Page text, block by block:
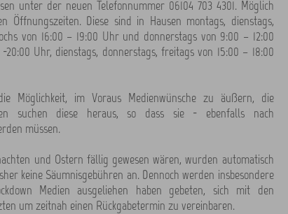
unter der neuen Telefonnummer 06104 703 4301. Möglich
Öffnungszeiten. Diese sind in Hausen montags, dienstags,
von 16:00 – 19:00 Uhr und donnerstags von 9:00 – 12:00
20:00 Uhr, dienstags, donnerstags, freitags von 15:00 – 18:00
Möglichkeit, im Voraus Medienwünsche zu äußern, die
suchen diese heraus, so dass sie - ebenfalls nach
müssen.
und Ostern fällig gewesen wären, wurden automatisch
keine Säumnisgebühren an. Dennoch werden insbesondere
Medien ausgeliehen haben gebeten, sich mit den
um zeitnah einen Rückgabetermin zu vereinbaren.